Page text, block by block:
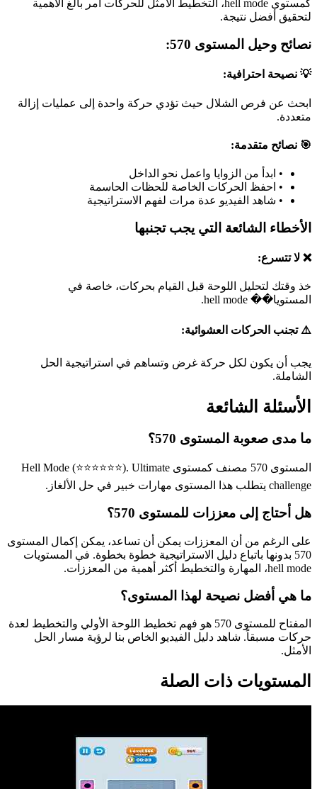
كمستوى hell mode، التخطيط الأمثل للحركات أمر بالغ الأهمية
لتحقيق أفضل نتيجة.
نصائح وحيل المستوى 570:
💡 نصيحة احترافية:
ابحث عن فرص الشلال حيث تؤدي حركة واحدة إلى عمليات إزالة
متعددة.
🎯 نصائح متقدمة:
• ابدأ من الزوايا واعمل نحو الداخل
• احفظ الحركات الخاصة للحظات الحاسمة
• شاهد الفيديو عدة مرات لفهم الاستراتيجية
الأخطاء الشائعة التي يجب تجنبها
❌ لا تتسرع:
خذ وقتك لتحليل اللوحة قبل القيام بحركات، خاصة في
المستويا�� hell mode.
⚠️ تجنب الحركات العشوائية:
يجب أن يكون لكل حركة غرض وتساهم في استراتيجية الحل
الشاملة.
الأسئلة الشائعة
ما مدى صعوبة المستوى 570؟
المستوى 570 مصنف كمستوى Hell Mode (⭐⭐⭐⭐⭐⭐). Ultimate
challenge يتطلب هذا المستوى مهارات خبير في حل الألغاز.
هل أحتاج إلى معززات للمستوى 570؟
على الرغم من أن المعززات يمكن أن تساعد، يمكن إكمال المستوى
570 بدونها باتباع دليل الاستراتيجية خطوة بخطوة. في المستويات
hell mode، المهارة والتخطيط أكثر أهمية من المعززات.
ما هي أفضل نصيحة لهذا المستوى؟
المفتاح للمستوى 570 هو فهم تخطيط اللوحة الأولي والتخطيط لعدة
حركات مسبقاً. شاهد دليل الفيديو الخاص بنا لرؤية مسار الحل
الأمثل.
المستويات ذات الصلة